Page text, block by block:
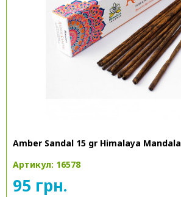
Amber Sandal 15 gr Himalaya Mandala
Артикул: 16578
95 грн.